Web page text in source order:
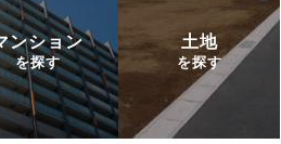
ンション
を探す
土地
を探す